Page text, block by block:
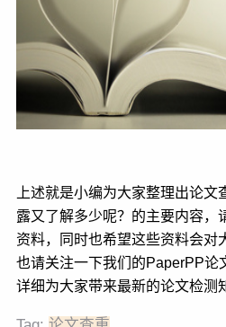
上述就是小编为大家整理出论
露又了解多少呢？的主要内容，
资料，同时也希望这些资料会对
也请关注一下我们的PaperPP论
详细为大家带来最新的论文检测